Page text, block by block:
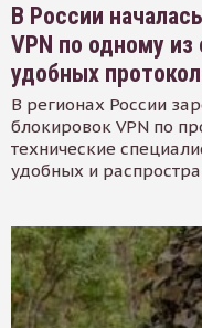
В России
VPN по одному
удобных
В регионах России
блокировок VPN по
технические
удобных и